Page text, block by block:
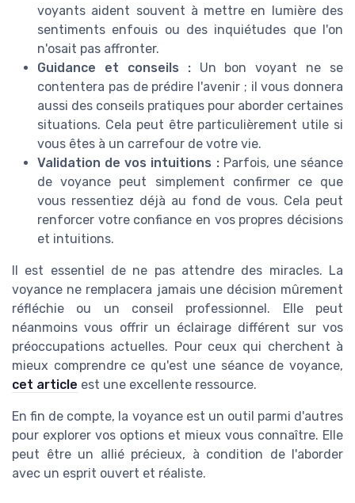
voyants aident souvent à mettre en lumière des
sentiments enfouis ou des inquiétudes que l'on
n'osait pas affronter.
Guidance et conseils :Un bon voyant ne se
contentera pas de prédire l'avenir ; il vous donnera
aussi des conseils pratiques pour aborder certaines
situations. Cela peut être particulièrement utile si
vous êtes à un carrefour de votre vie.
Validation de vos intuitions :Parfois, une séance
de voyance peut simplement confirmer ce que
vous ressentiez déjà au fond de vous. Cela peut
renforcer votre confiance en vos propres décisions
et intuitions.
Il est essentiel de ne pas attendre des miracles. La
voyance ne remplacera jamais une décision mûrement
réfléchie ou un conseil professionnel. Elle peut
néanmoins vous offrir un éclairage différent sur vos
préoccupations actuelles. Pour ceux qui cherchent à
mieux comprendre ce qu'est une séance de voyance,
cet article est une excellente ressource.
En fin de compte, la voyance est un outil parmi d'autres
pour explorer vos options et mieux vous connaître. Elle
peut être un allié précieux, à condition de l'aborder
avec un esprit ouvert et réaliste.